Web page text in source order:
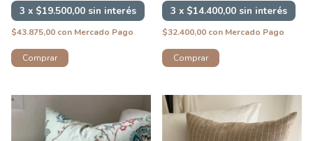
3 x $19.500,00 sin interés
$43.875,00 con Mercado Pago
3 x $14.400,00 sin interés
$32.400,00 con Mercado Pago